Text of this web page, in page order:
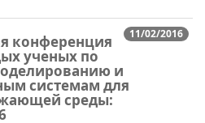
11/02/2016
конференция
ученых по
и
системам для
среды: